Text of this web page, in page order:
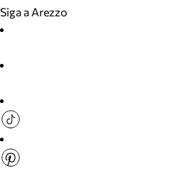
Siga a Arezzo